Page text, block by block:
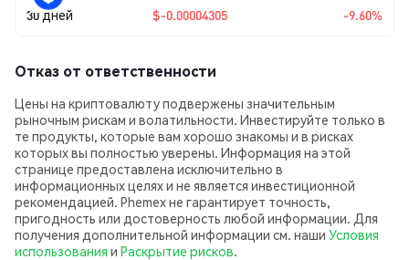
30 дней $-0.00004305 -9.60%
Отказ от ответственности
Цены на криптовалюту подвержены значительным
рыночным рискам и волатильности. Инвестируйте только в
те продукты, которые вам хорошо знакомы и в рисках
которых вы полностью уверены. Информация на этой
странице предоставлена исключительно в
информационных целях и не является инвестиционной
рекомендацией. Phemex не гарантирует точность,
пригодность или достоверность любой информации. Для
получения дополнительной информации см. наши Условия
использования и Раскрытие рисков.